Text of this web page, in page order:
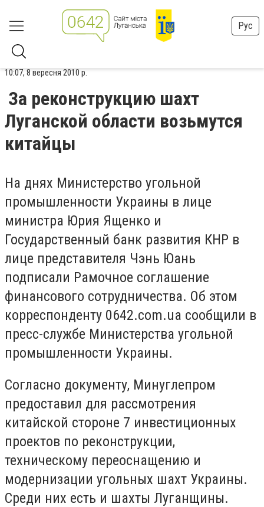
Рус
10:07, 8 вересня 2010 р.
За реконструкцию шахт
Луганской области возьмутся
китайцы
На днях Министерство угольной
промышленности Украины в лице
министра Юрия Ященко и
Государственный банк развития КНР в
лице представителя Чэнь Юань
подписали Рамочное соглашение
финансового сотрудничества. Об этом
корреспонденту 0642.com.ua сообщили в
пресс-службе Министерства угольной
промышленности Украины.
Согласно документу, Минуглепром
предоставил для рассмотрения
китайской стороне 7 инвестиционных
проектов по реконструкции,
техническому переоснащению и
модернизации угольных шахт Украины.
Среди них есть и шахты Луганщины.